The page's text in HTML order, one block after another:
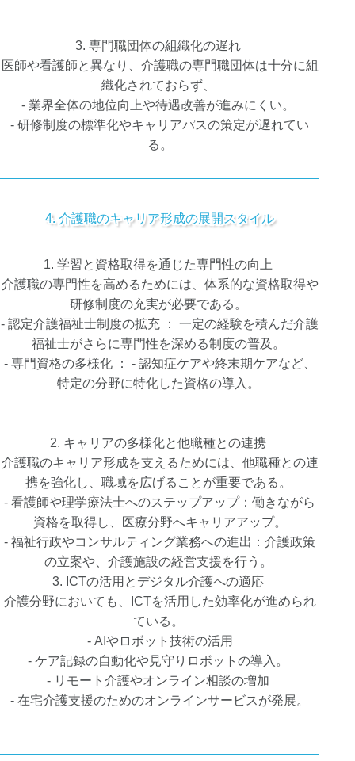
3. 専門職団体の組織化の遅れ
医師や看護師と異なり、介護職の専門職団体は十分に組
織化されておらず、
- 業界全体の地位向上や待遇改善が進みにくい。
- 研修制度の標準化やキャリアパスの策定が遅れてい
る。
4. 介護職のキャリア形成の展開スタイル
1. 学習と資格取得を通じた専門性の向上
介護職の専門性を高めるためには、体系的な資格取得や
研修制度の充実が必要である。
- 認定介護福祉士制度の拡充 ： 一定の経験を積んだ介護
福祉士がさらに専門性を深める制度の普及。
- 専門資格の多様化 ： - 認知症ケアや終末期ケアなど、
特定の分野に特化した資格の導入。
2. キャリアの多様化と他職種との連携
介護職のキャリア形成を支えるためには、他職種との連
携を強化し、職域を広げることが重要である。
- 看護師や理学療法士へのステップアップ：働きながら
資格を取得し、医療分野へキャリアアップ。
- 福祉行政やコンサルティング業務への進出：介護政策
の立案や、介護施設の経営支援を行う。
3. ICTの活用とデジタル介護への適応
介護分野においても、ICTを活用した効率化が進められ
ている。
- AIやロボット技術の活用
- ケア記録の自動化や見守りロボットの導入。
- リモート介護やオンライン相談の増加
- 在宅介護支援のためのオンラインサービスが発展。